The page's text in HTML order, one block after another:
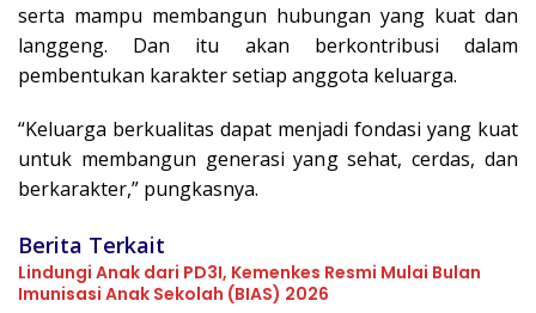
serta mampu membangun hubungan yang kuat dan
langgeng. Dan itu akan berkontribusi dalam
pembentukan karakter setiap anggota keluarga.
“Keluarga berkualitas dapat menjadi fondasi yang kuat
untuk membangun generasi yang sehat, cerdas, dan
berkarakter,” pungkasnya.
Berita Terkait
Lindungi Anak dari PD3I, Kemenkes Resmi Mulai Bulan
Imunisasi Anak Sekolah (BIAS) 2026